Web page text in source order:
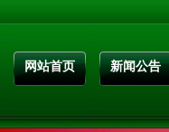
网站首页 新闻公告